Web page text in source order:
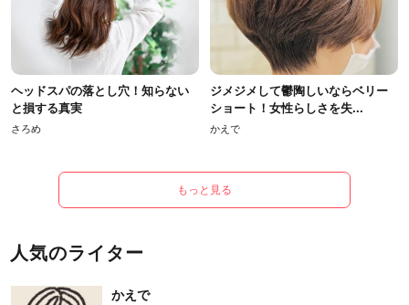
ヘッドスパの落とし穴！知らない
と損する真実
さろめ
ジメジメして鬱陶しいならベリー
ショート！女性らしさを失...
かえで
もっと見る
人気のライター
かえで